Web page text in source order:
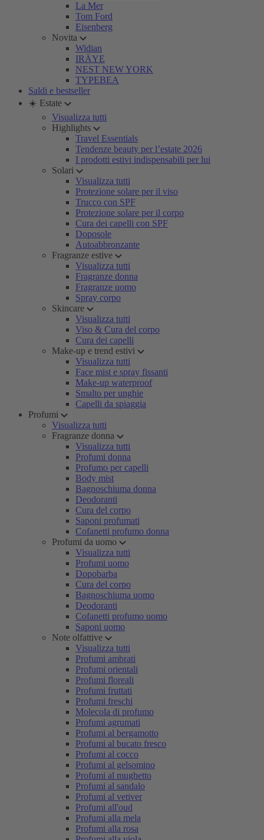
La Mer
Tom Ford
Eisenberg
Novita
Widian
IRÄYE
NEST NEW YORK
TYPEBEA
Saldi e bestseller
☀️ Estate
Visualizza tutti
Highlights
Travel Essentials
Tendenze beauty per l’estate 2026
I prodotti estivi indispensabili per lui
Solari
Visualizza tutti
Protezione solare per il viso
Trucco con SPF
Protezione solare per il corpo
Cura dei capelli con SPF
Doposole
Autoabbronzante
Fragranze estive
Visualizza tutti
Fragranze donna
Fragranze uomo
Spray corpo
Skincare
Visualizza tutti
Viso & Cura del corpo
Cura dei capelli
Make-up e trend estivi
Visualizza tutti
Face mist e spray fissanti
Make-up waterproof
Smalto per unghie
Capelli da spiaggia
Profumi
Visualizza tutti
Fragranze donna
Visualizza tutti
Profumi donna
Profumo per capelli
Body mist
Bagnoschiuma donna
Deodoranti
Cura del corpo
Saponi profumati
Cofanetti profumo donna
Profumi da uomo
Visualizza tutti
Profumi uomo
Dopobarba
Cura del corpo
Bagnoschiuma uomo
Deodoranti
Cofanetti profumo uomo
Saponi uomo
Note olfattive
Visualizza tutti
Profumi ambrati
Profumi orientali
Profumi floreali
Profumi fruttati
Profumi freschi
Molecola di profumo
Profumi agrumati
Profumi al bergamotto
Profumi al bucato fresco
Profumi al cocco
Profumi al gelsomino
Profumi al mughetto
Profumi al sandalo
Profumi al vetiver
Profumi all'oud
Profumi alla mela
Profumi alla rosa